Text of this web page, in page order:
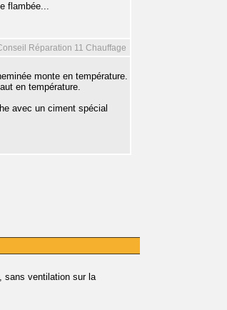
flambée...
Réparation 11 Chauffage
monte en température.
en température.
avec un ciment spécial
ventilation sur la